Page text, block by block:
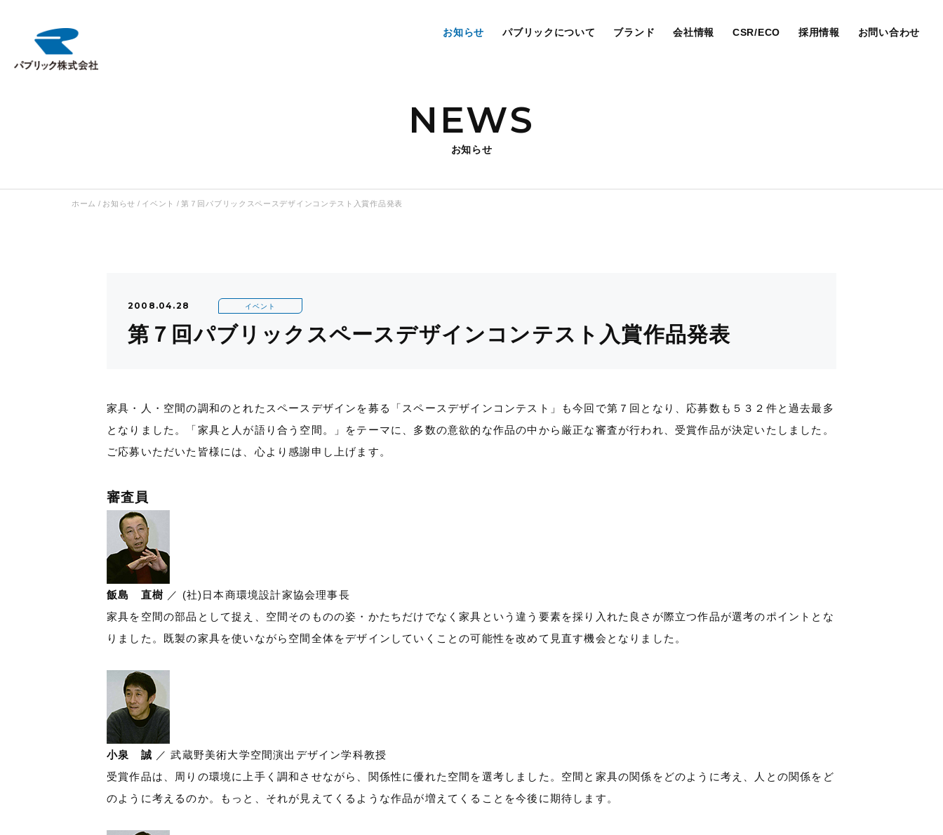
お知らせ パブリックについて ブランド 会社情報 CSR/ECO 採用情報 お問い合わせ
NEWS
お知らせ
ホーム / お知らせ / イベント /第７回パブリックスペースデザインコンテスト入賞作品発表
2008.04.28 イベント
第７回パブリックスペースデザインコンテスト入賞作品発表
家具・人・空間の調和のとれたスペースデザインを募る「スペースデザインコンテスト」も今回で第７回となり、応募数も５３２件と過去最多
となりました。「家具と人が語り合う空間。」をテーマに、多数の意欲的な作品の中から厳正な審査が行われ、受賞作品が決定いたしました。
ご応募いただいた皆様には、心より感謝申し上げます。
審査員
飯島 直樹 ／ (社)日本商環境設計家協会理事長
家具を空間の部品として捉え、空間そのものの姿・かたちだけでなく家具という違う要素を採り入れた良さが際立つ作品が選考のポイントとな
りました。既製の家具を使いながら空間全体をデザインしていくことの可能性を改めて見直す機会となりました。
小泉 誠 ／ 武蔵野美術大学空間演出デザイン学科教授
受賞作品は、周りの環境に上手く調和させながら、関係性に優れた空間を選考しました。空間と家具の関係をどのように考え、人との関係をど
のように考えるのか。もっと、それが見えてくるような作品が増えてくることを今後に期待します。